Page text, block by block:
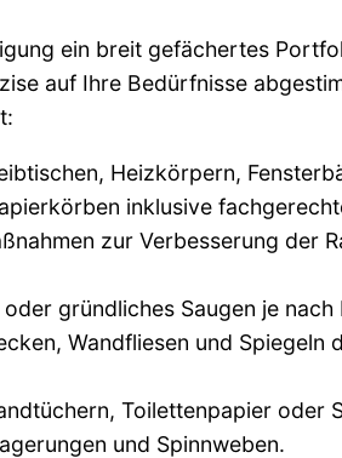
ein breit gefächertes
auf Ihre Bedürfnisse
Heizkörpern,
inklusive
zur Verbesserung der
gründliches Saugen je
Wandfliesen und Spiegeln
Toilettenpapier oder
und Spinnweben.